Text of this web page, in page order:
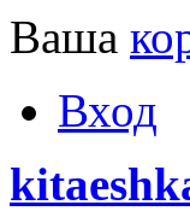
Ваша
Вход